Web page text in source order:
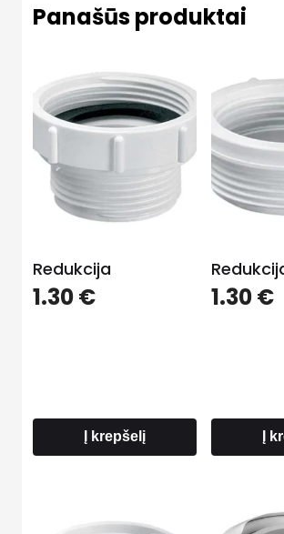
Panašūs produktai
Redukcija
1.30€
Į krepšelį
1.30€
Į